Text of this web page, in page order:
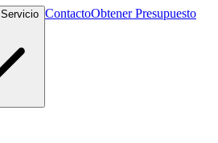
ContactoObtener Presupuesto